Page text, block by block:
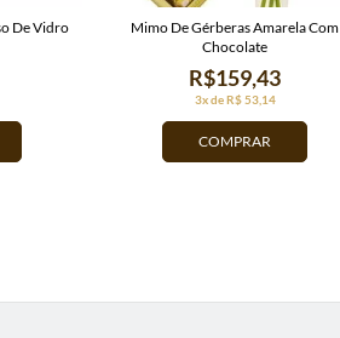
De Vidro
COMPRAR
3x de R$ 53,14
R$159,43
Mimo De Gérberas Amarela Com
Chocolate